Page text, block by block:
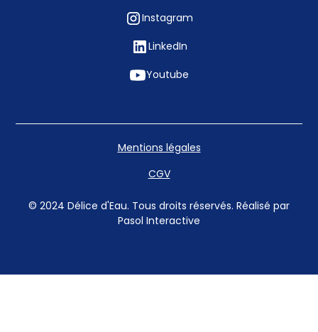
Instagram
LinkedIn
Youtube
© 2024 Délice d'Eau. Tous droits réservés. Réalisé par
Pasol Interactive
Mentions légales
CGV